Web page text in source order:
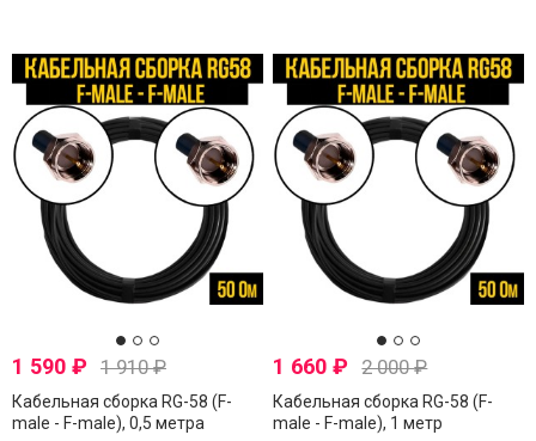
1 590 ₽ 1 910₽
Кабельная сборка RG-58 (F-
male - F-male), 0,5 метра
1 660₽ 2 000₽
Кабельная сборка RG-58 (F-
male - F-male), 1 метр